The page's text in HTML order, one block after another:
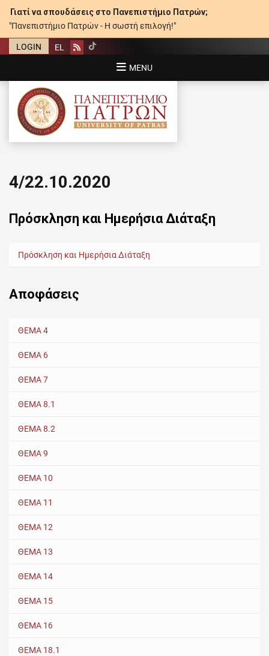
Γιατί να σπουδάσεις στο Πανεπιστήμιο Πατρών;
"Πανεπιστήμιο Πατρών - Η σωστή επιλογή!"
LOGIN EL Rss
MENU
ΠΑΝΕΠΙΣΤΉΜΙΟ ΠΑΤΡΏΝ
4/22.10.2020
Πρόσκληση και Ημερήσια Διάταξη
Πρόσκληση και Ημερήσια Διάταξη
Αποφάσεις
ΘΕΜΑ 4
ΘΕΜΑ 6
ΘΕΜΑ 7
ΘΕΜΑ 8.1
ΘΕΜΑ 8.2
ΘΕΜΑ 9
ΘΕΜΑ 10
ΘΕΜΑ 11
ΘΕΜΑ 12
ΘΕΜΑ 13
ΘΕΜΑ 14
ΘΕΜΑ 15
ΘΕΜΑ 16
ΘΕΜΑ 18.1